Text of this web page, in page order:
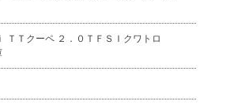
ＴＴクーペ ２．０ＴＦＳＩクワトロ